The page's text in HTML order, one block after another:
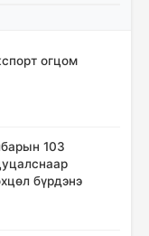
огцом
103
бүрдэнэ